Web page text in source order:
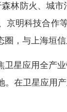
林防火、城
明科技合作
圈，与 上海垣信
应用全产业
在卫星应用